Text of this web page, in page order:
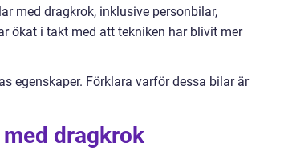
med dragkrok, inklusive personbilar,
ökat i takt med att tekniken har blivit mer
egenskaper. Förklara varför dessa bilar är
dragkrok